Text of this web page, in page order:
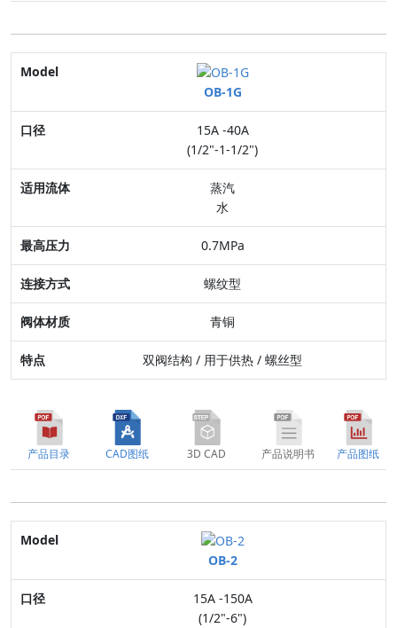
Model
口径
适用流体
最高压力
阀体材质
特点
OB-1G
15A -40A
(1/2"-1-1/2")
蒸汽
水
0.7MPa
螺纹型
青铜
双阀结构 / 用于供热 / 螺丝型
产品目录 CAD图纸 3D CAD 产品说明书 产品图纸
Model
口径
适用流体
OB-2
15A -150A
(1/2"-6")